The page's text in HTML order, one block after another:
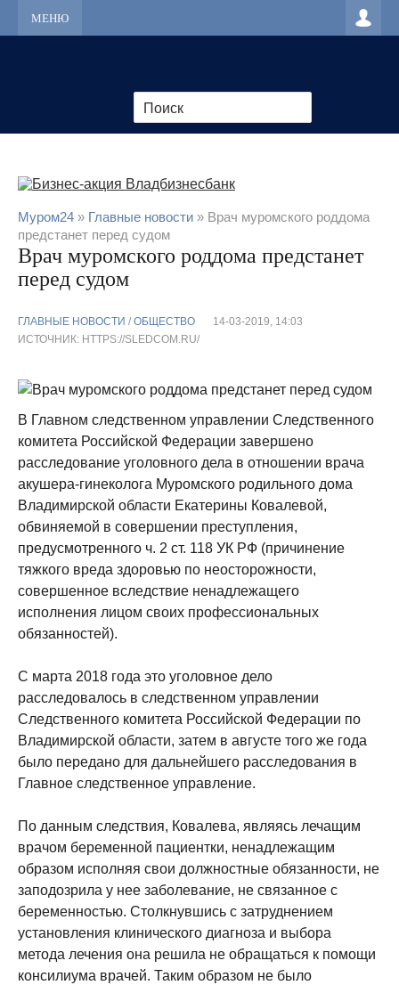
МЕНЮ
Муром24 » Главные новости » Врач муромского роддома
предстанет перед судом
Врач муромского роддома предстанет
перед судом
ГЛАВНЫЕ НОВОСТИ / ОБЩЕСТВО
14-03-2019, 14:03
ИСТОЧНИК: HTTPS://SLEDCOM.RU/
В Главном следственном управлении Следственного
комитета Российской Федерации завершено
расследование уголовного дела в отношении врача
акушера-гинеколога Муромского родильного дома
Владимирской области Екатерины Ковалевой,
обвиняемой в совершении преступления,
предусмотренного ч. 2 ст. 118 УК РФ (причинение
тяжкого вреда здоровью по неосторожности,
совершенное вследствие ненадлежащего
исполнения лицом своих профессиональных
обязанностей).
С марта 2018 года это уголовное дело
расследовалось в следственном управлении
Следственного комитета Российской Федерации по
Владимирской области, затем в августе того же года
было передано для дальнейшего расследования в
Главное следственное управление.
По данным следствия, Ковалева, являясь лечащим
врачом беременной пациентки, ненадлежащим
образом исполняя свои должностные обязанности, не
заподозрила у нее заболевание, не связанное с
беременностью. Столкнувшись с затруднением
установления клинического диагноза и выбора
метода лечения она решила не обращаться к помощи
консилиума врачей. Таким образом не было